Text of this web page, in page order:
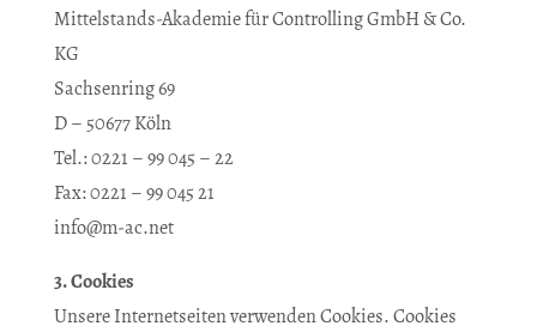
Mittelstands-Akademie für Controlling GmbH & Co.
KG
Sachsenring 69
D – 50677 Köln
Tel.: 0221 – 99 045 – 22
Fax: 0221 – 99 045 21
info@m-ac.net
3. Cookies
Unsere Internetseiten verwenden Cookies. Cookies